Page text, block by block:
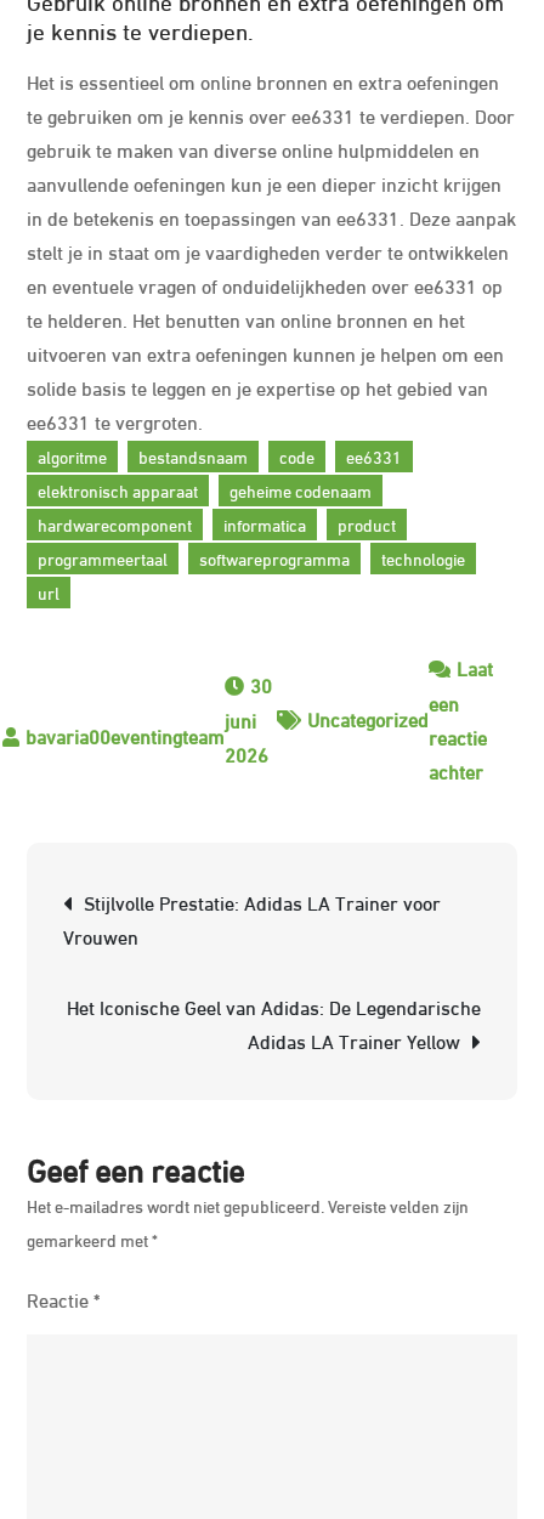
je kennis te verdiepen.
Het is essentieel om online bronnen en extra oefeningen
te gebruiken om je kennis over ee6331 te verdiepen. Door
gebruik te maken van diverse online hulpmiddelen en
aanvullende oefeningen kun je een dieper inzicht krijgen
in de betekenis en toepassingen van ee6331. Deze aanpak
stelt je in staat om je vaardigheden verder te ontwikkelen
en eventuele vragen of onduidelijkheden over ee6331 op
te helderen. Het benutten van online bronnen en het
uitvoeren van extra oefeningen kunnen je helpen om een
solide basis te leggen en je expertise op het gebied van
ee6331 te vergroten.
algoritme bestandsnaam code
ee6331
elektronisch apparaat
geheime codenaam
hardwarecomponent
informatica
product
programmeertaal
softwareprogramma
technologie
url
30
juni
2026
Uncategorized
Laat
een
reactie
achterop
Stijlvolle Prestatie: Adidas LA Trainer voor
Vrouwen
Het Iconische Geel van Adidas: De Legendarische
Adidas LA Trainer Yellow
Geef een reactie
Het e-mailadres wordt niet gepubliceerd. Vereiste velden zijn
gemarkeerd met*
Reactie*